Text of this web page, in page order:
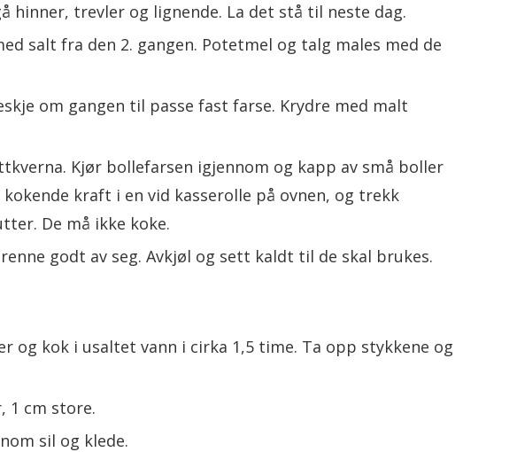
hinner, trevler og lignende. La det stå til neste dag.
salt fra den 2. gangen. Potetmel og talg males med de
om gangen til passe fast farse. Krydre med malt
Kjør bollefarsen igjennom og kapp av små boller
kraft i en vid kasserolle på ovnen, og trekk
De må ikke koke.
godt av seg. Avkjøl og sett kaldt til de skal brukes.
og kok i usaltet vann i cirka 1,5 time. Ta opp stykkene og
1 cm store.
sil og klede.